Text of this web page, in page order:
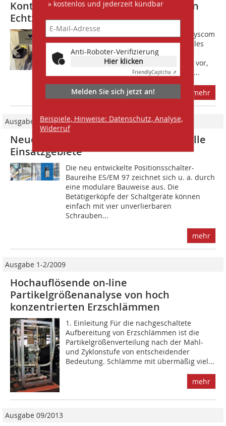
» kostenlos und jederzeit kündbar
Anti-Roboter-Verifizierung
Hier klicken
FriendlyCaptcha ⇗
Melden Sie sich jetzt an!
Beispiele, Hinweise: Datenschutz, Analyse,
Widerruf
Kontinuierliche Korngrößenanalyse in
Echtzeit
Mit dem System WipWare Solo stellt Syscom
ein komplett automatisches und mobiles
System für die berührungslose
Korngrößenanalyse auf Förderbänder vor,
das in Echtzeit akkurate Prozessdaten...
mehr
Ausgabe 09/2022
Neue Baureihe ES/EM 97 für universelle
Einsatzgebiete
Die neu entwickelte Positionsschalter-
Baureihe ES/EM 97 zeichnet sich u. a. durch
eine modulare Bauweise aus. Die
Betätigerköpfe der Schaltgeräte können
einfach mit vier unverlierbaren
Schrauben...
mehr
Ausgabe 1-2/2009
Hochauflösende on-line
Partikelgrößenanalyse von hoch
konzentrierten Erzschlämmen
1. Einleitung Für die nachgeschaltete
Aufbereitung von Erzschlämmen ist die
Partikelgrößenverteilung nach der Mahl-
und Zyklonstufe von entscheidender
Bedeutung. Schlämme mit übermäßig viel...
mehr
Ausgabe 09/2013